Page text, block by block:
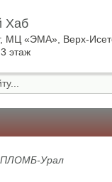
Хаб
МЦ «ЭМА», Верх-
этаж
Урал